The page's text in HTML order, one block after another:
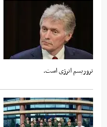
تروریسم انرژی است.